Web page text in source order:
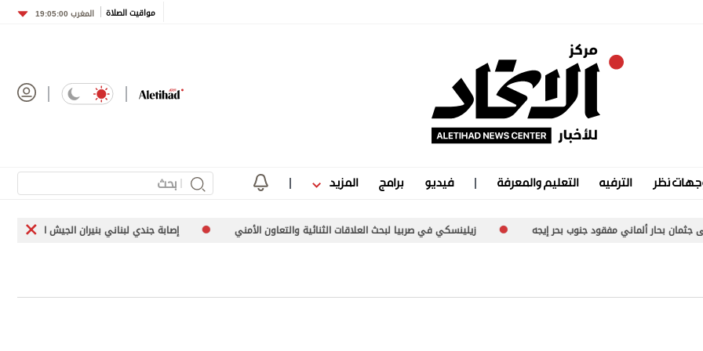
مواقيت الصلاة المغرب 19:05:00
نظر الترفيه التعليم والمعرفة فيديو برامج المزيد
ألماني مفقود جنوب بحر إيجه زيلينسكي في صربيا لبحث العلاقات الثنائية والتعاون الأمني إصابة جندي لبناني بنيران الجيش الإسرائيلي في الجنوب